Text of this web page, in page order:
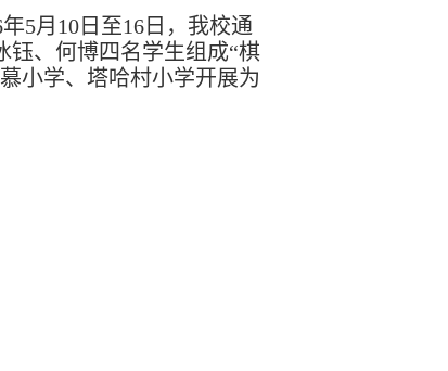
5月10日至16日，我校通
钰、何博四名学生组成“棋
小学、塔哈村小学开展为